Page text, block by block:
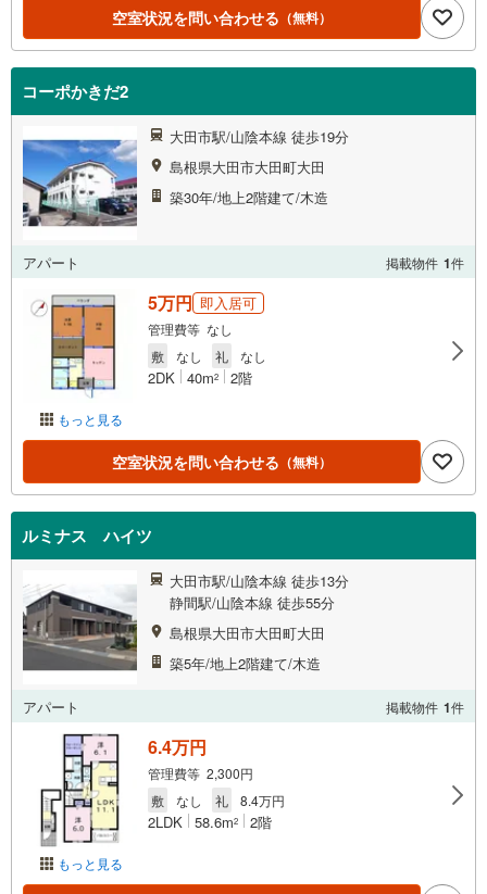
空室状況を問い合わせる （無料）
コーポかきだ2
大田市駅/山陰本線 徒歩19分
島根県大田市大田町大田
築30年/地上2階建て/木造
アパート 掲載物件 1件
もっと見る
5万円 即入居可
管理費等 なし
敷
なし 礼 なし
2DK 40m2 2階
空室状況を問い合わせる （無料）
ルミナス ハイツ
大田市駅/山陰本線 徒歩13分
静間駅/山陰本線 徒歩55分
島根県大田市大田町大田
築5年/地上2階建て/木造
アパート 掲載物件 1件
もっと見る
6.4万円
管理費等 2,300円
敷
なし 礼 8.4万円
2LDK 58.6m2 2階